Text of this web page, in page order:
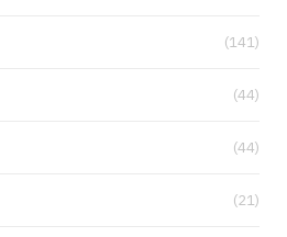
(141)
(44)
(44)
(21)